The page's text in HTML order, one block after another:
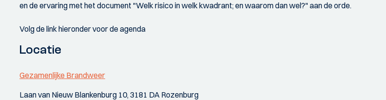
en de ervaring met het document "Welk risico in welk kwadrant; en waarom dan wel?" aan de orde.
Volg de link hieronder voor de agenda
Locatie
Gezamenlijke Brandweer
Laan van Nieuw Blankenburg 10, 3181 DA Rozenburg